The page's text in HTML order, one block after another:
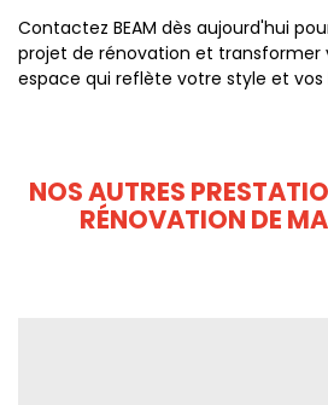
Contactez BEAM dès aujourd'hui
projet de rénovation et transformer
espace qui reflète votre style et vos
NOS AUTRES
RÉNOVATION DE